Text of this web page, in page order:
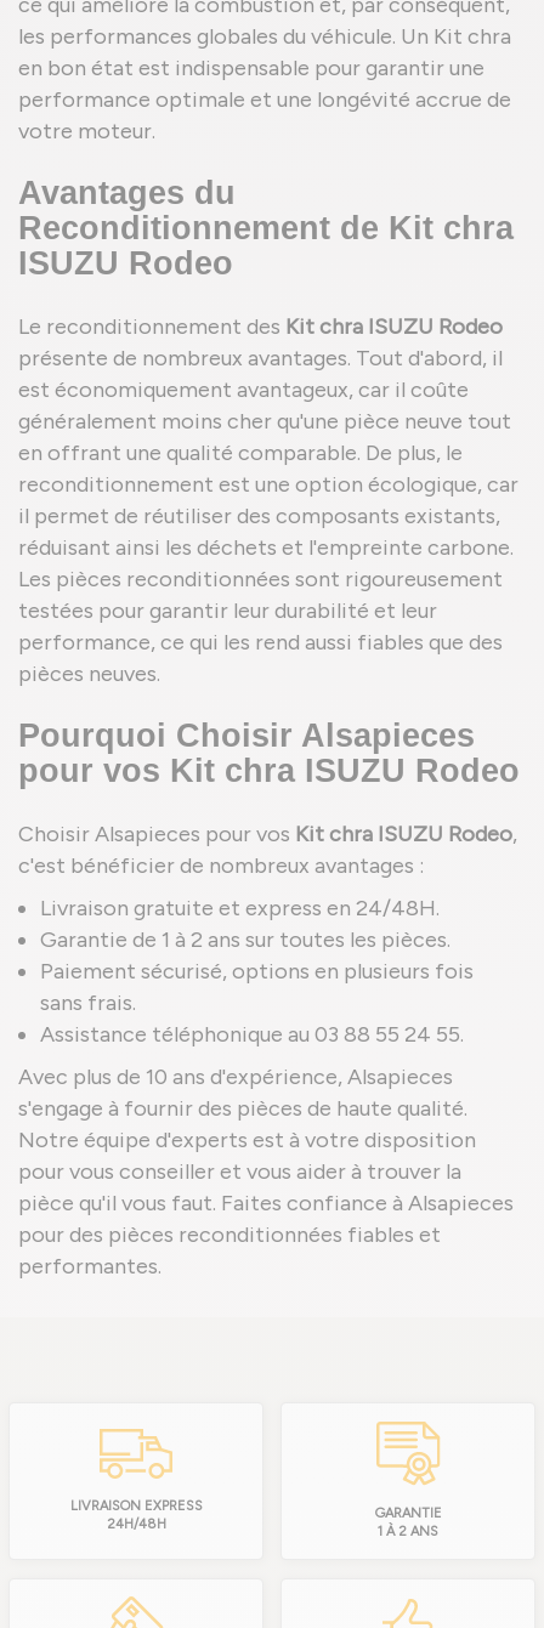
les performances globales du véhicule. Un Kit chra
en bon état est indispensable pour garantir une
performance optimale et une longévité accrue de
votre moteur.
Avantages du
Reconditionnement de Kit chra
ISUZU Rodeo
Le reconditionnement des Kit chra ISUZU Rodeo
présente de nombreux avantages. Tout d'abord, il
est économiquement avantageux, car il coûte
généralement moins cher qu'une pièce neuve tout
en offrant une qualité comparable. De plus, le
reconditionnement est une option écologique, car
il permet de réutiliser des composants existants,
réduisant ainsi les déchets et l'empreinte carbone.
Les pièces reconditionnées sont rigoureusement
testées pour garantir leur durabilité et leur
performance, ce qui les rend aussi fiables que des
pièces neuves.
Pourquoi Choisir Alsapieces
pour vos Kit chra ISUZU Rodeo
Choisir Alsapieces pour vos Kit chra ISUZU Rodeo,
c'est bénéficier de nombreux avantages :
Livraison gratuite et express en 24/48H.
Garantie de 1 à 2 ans sur toutes les pièces.
Paiement sécurisé, options en plusieurs fois
sans frais.
Assistance téléphonique au 03 88 55 24 55.
Avec plus de 10 ans d'expérience, Alsapieces
s'engage à fournir des pièces de haute qualité.
Notre équipe d'experts est à votre disposition
pour vous conseiller et vous aider à trouver la
pièce qu'il vous faut. Faites confiance à Alsapieces
pour des pièces reconditionnées fiables et
performantes.
LIVRAISON EXPRESS
24H/48H
GARANTIE
1 À 2 ANS